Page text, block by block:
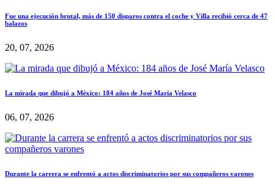
Fue una ejecución brutal, más de 150 disparos contra el coche y Villa recibió cerca de 47
balazos
20, 07, 2026
La mirada que dibujó a México: 184 años de José María Velasco
06, 07, 2026
Durante la carrera se enfrentó a actos discriminatorios por sus compañeros varones